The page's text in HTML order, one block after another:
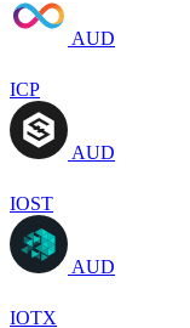
AUD
ICP
AUD
IOST
AUD
IOTX